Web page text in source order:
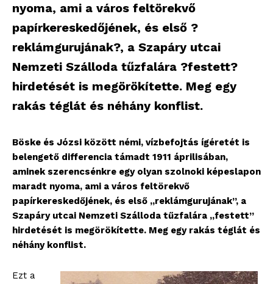
nyoma, ami a város feltörekvő
papírkereskedőjének, és első ?
reklámgurujának?, a Szapáry utcai
Nemzeti Szálloda tűzfalára ?festett?
hirdetését is megörökítette. Meg egy
rakás téglát és néhány konflist.
Böske és Józsi között némi, vízbefojtás ígéretét is
belengető differencia támadt 1911 áprilisában,
aminek szerencsénkre egy olyan szolnoki képeslapon
maradt nyoma, ami a város feltörekvő
papírkereskedőjének, és első „reklámgurujának”, a
Szapáry utcai Nemzeti Szálloda tűzfalára „festett”
hirdetését is megörökítette. Meg egy rakás téglát és
néhány konflist.
Ezt a